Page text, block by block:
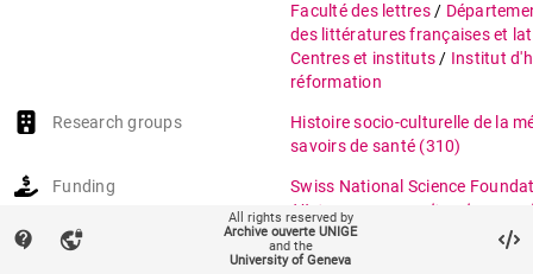
Faculté des lettres /
des littératures françaises et
Centres et instituts / Institut
réformation
Research groups
Histoire socio-culturelle de la
savoirs de santé (310)
Funding
Swiss National Science
History: a crosscultural
practices, representations of
politics of maternity in a
contact_support vpn_lock
All rights reserved by
Archive ouverte UNIGE
and the
University of Geneva